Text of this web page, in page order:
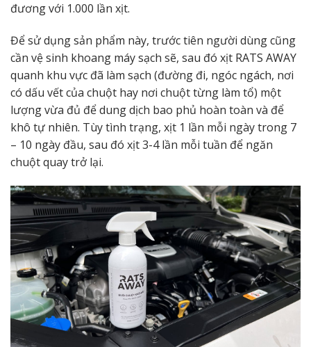
đương với 1.000 lần xịt.
Để sử dụng sản phẩm này, trước tiên người dùng cũng
cần vệ sinh khoang máy sạch sẽ, sau đó xịt RATS AWAY
quanh khu vực đã làm sạch (đường đi, ngóc ngách, nơi
có dấu vết của chuột hay nơi chuột từng làm tổ) một
lượng vừa đủ để dung dịch bao phủ hoàn toàn và để
khô tự nhiên. Tùy tình trạng, xịt 1 lần mỗi ngày trong 7
– 10 ngày đầu, sau đó xịt 3-4 lần mỗi tuần để ngăn
chuột quay trở lại.